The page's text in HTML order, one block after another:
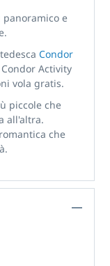
e
Condor
Activity
vola gratis.
piccole che
all'altra.
che